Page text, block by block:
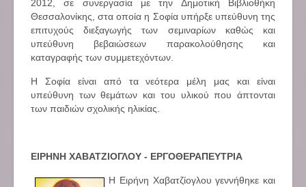
2012, σε συνεργασία με την Δημοτική Βιβλιοθήκη
Θεσσαλονίκης, στα οποία η Σοφία υπήρξε υπεύθυνη της
επιτυχούς διεξαγωγής των σεμιναρίων καθώς και
υπεύθυνη βεβαιώσεων παρακολούθησης και
καταγραφής των συμμετεχόντων.
Η Σοφία είναι από τα νεότερα μέλη μας και είναι
υπεύθυνη των θεμάτων και του υλικού που άπτονται
των παιδιών σχολικής ηλικίας.
ΕΙΡΗΝΗ ΧΑΒΑΤΖΙΟΓΛΟΥ - ΕΡΓΟΘΕΡΑΠΕΥΤΡΙΑ
Η Ειρήνη Χαβατζίογλου γεννήθηκε και